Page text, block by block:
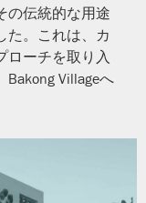
の伝統的な用途
た。これは、カ
ローチを取り入
Villageへ